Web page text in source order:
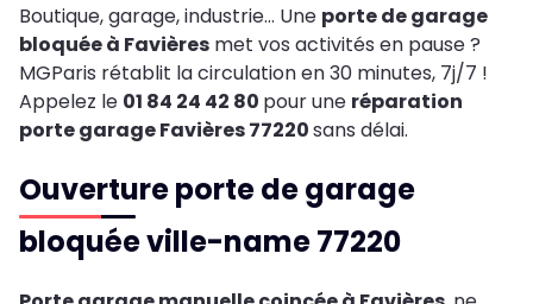
Boutique, garage, industrie… Une porte de garage
bloquée à Favières met vos activités en pause ?
MGParis rétablit la circulation en 30 minutes, 7j/7 !
Appelez le 01 84 24 42 80 pour une réparation
porte garage Favières 77220sans délai.
Ouverture porte de garage
bloquée ville-name 77220